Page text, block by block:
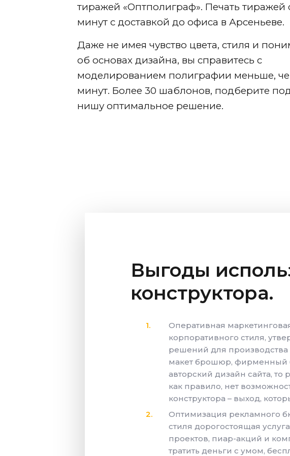
тиражей «Оптполиграф». Печать тиражей
минут с доставкой до офиса в Арсеньеве.
Даже не имея чувство цвета, стиля и
об основах дизайна, вы справитесь с
моделированием полиграфии меньше,
минут. Более 30 шаблонов, подберите
нишу оптимальное решение.
Выгоды
конструктора.
Оперативная
корпоративного стиля,
решений для
макет брошюр, фирменный
авторский дизайн сайта, то
как правило, нет
конструктора – выход,
Оптимизация рекламного
стиля дорогостоящая
проектов, пиар-акций и
тратить деньги с умом,